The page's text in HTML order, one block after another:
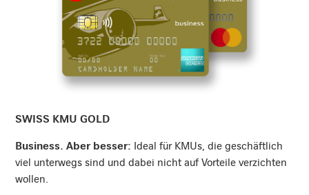
SWISS KMU GOLD
Business. Aber besser: Ideal für KMUs, die geschäftlich
viel unterwegs sind und dabei nicht auf Vorteile verzichten
wollen.